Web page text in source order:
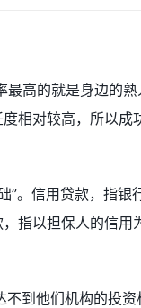
最高的就是身边的熟
相对较高，所以成
”。信用贷款，指银
指以担保人的信用
不到他们机构的投资